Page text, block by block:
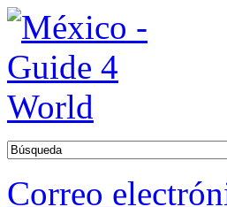
Correo